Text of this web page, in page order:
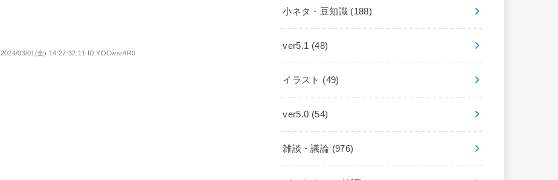
2024/03/01(金) 14:27:32.11 ID:YOCwsr4R0
小ネタ・豆知識 (188)
ver5.1 (48)
イラスト (49)
ver5.0 (54)
雑談・議論 (976)